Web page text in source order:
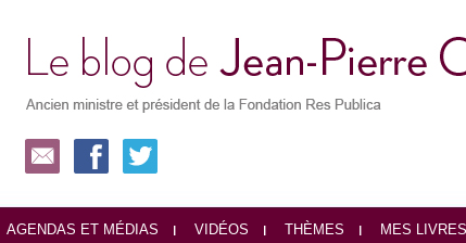
AGENDAS ET MÉDIAS VIDÉOS THÈMES MES LIVRES